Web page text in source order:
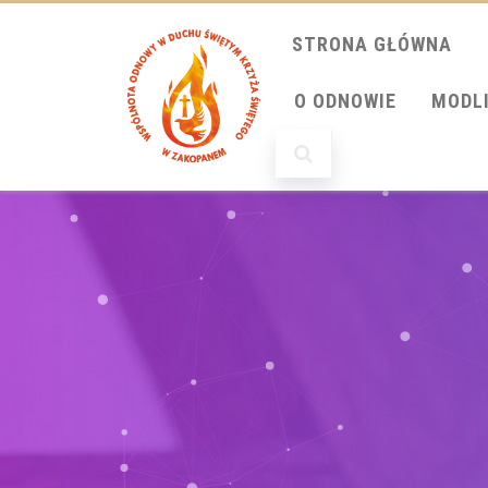
STRONA GŁÓWNA
O ODNOWIE